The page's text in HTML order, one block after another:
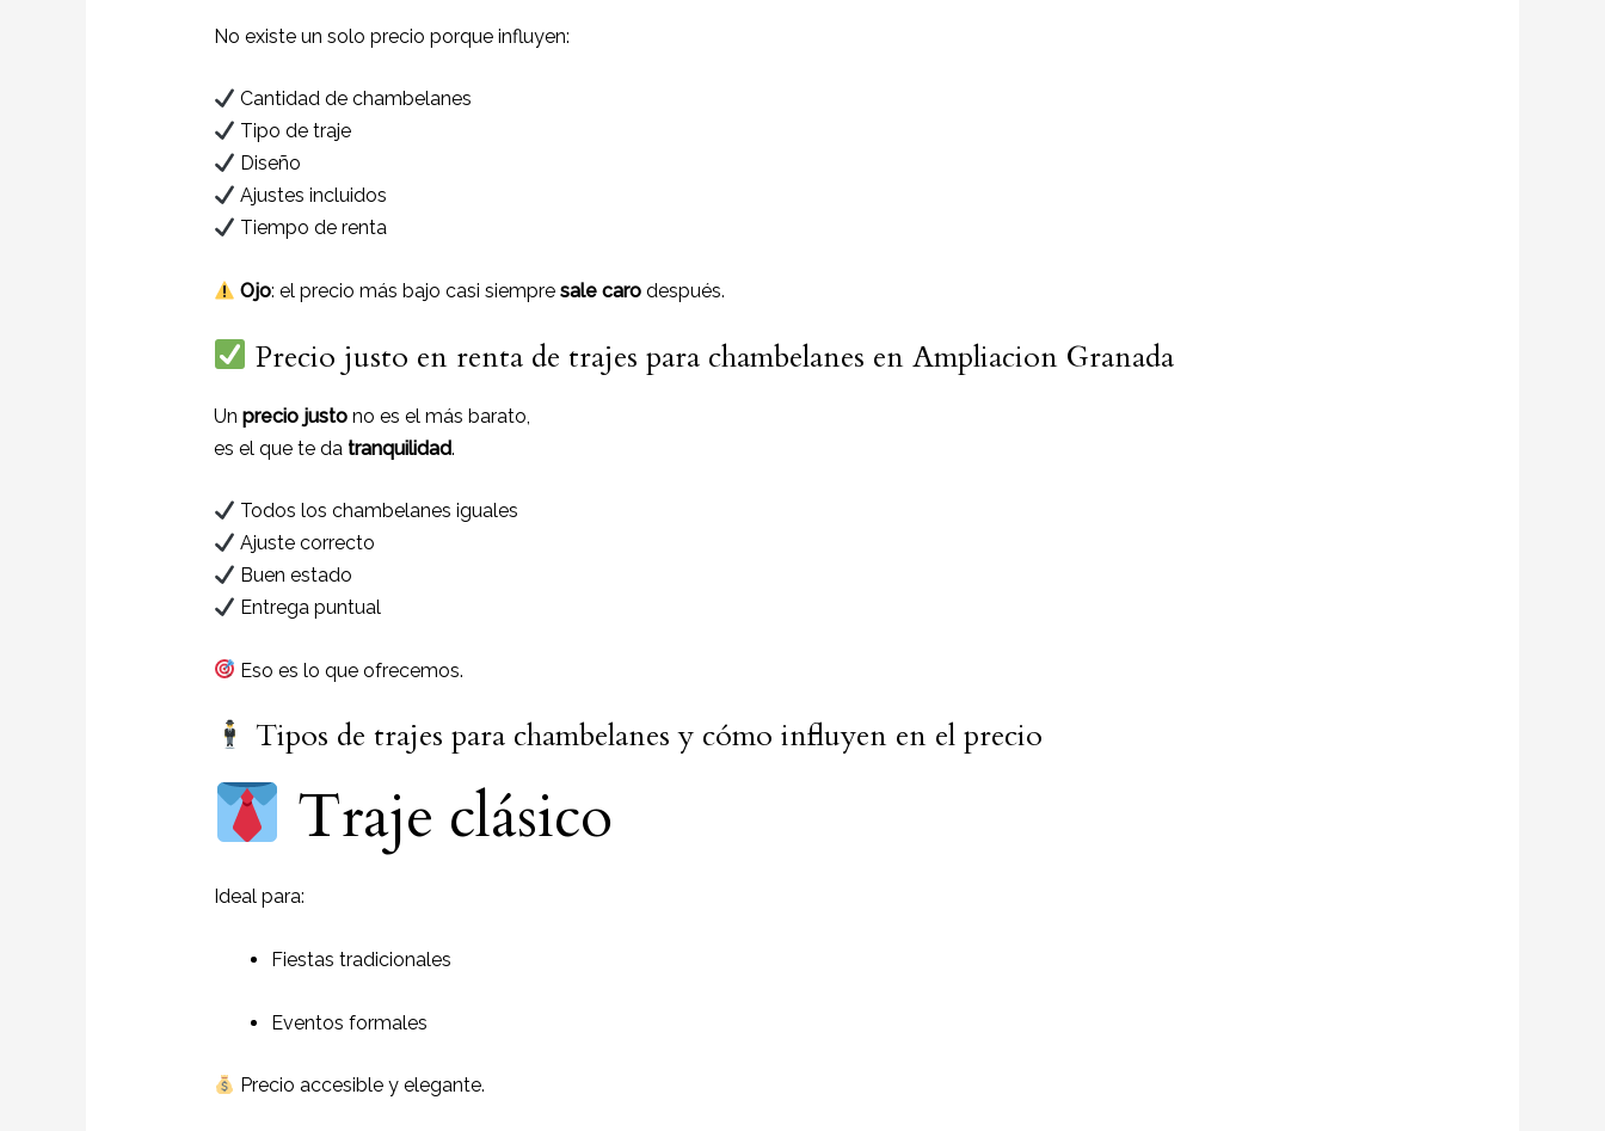
No existe un solo precio porque influyen:
Cantidad de chambelanes
Tipo de traje
Diseño
Ajustes incluidos
Tiempo de renta
Ojo: el precio más bajo casi siempre sale carodespués.
Precio justo en renta de trajes para chambelanes en Ampliacion Granada
Un precio justono es el más barato,
es el que te da tranquilidad.
Todos los chambelanes iguales
Ajuste correcto
Buen estado
Entrega puntual
Eso es lo que ofrecemos.
Tipos de trajes para chambelanes y cómo influyen en el precio
Traje clásico
Ideal para:
Fiestas tradicionales
Eventos formales
Precio accesible y elegante.